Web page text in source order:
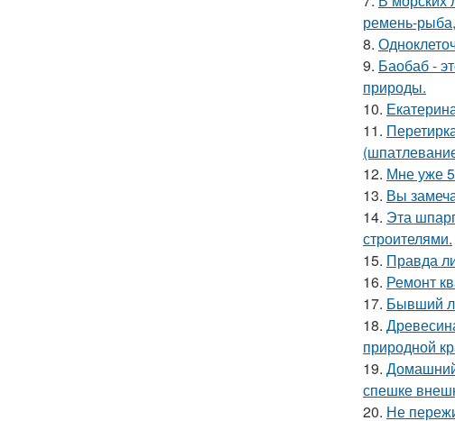
ремень-
8.
9. Баобаб -
природы.
10.
11.
12. Мне уже
13. Вы
14. Эта
строителями.
15. Правда
16. Ремонт
17. Бывший
18.
природной
19.
спешке
20. Не